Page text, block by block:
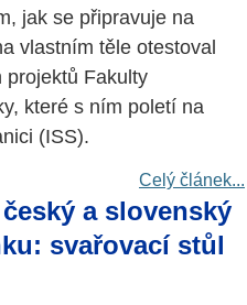
jak se připravuje na
vlastním těle otestoval
projektů Fakulty
které s ním poletí na
(ISS).
Celý článek...
a slovenský
svařovací stůl